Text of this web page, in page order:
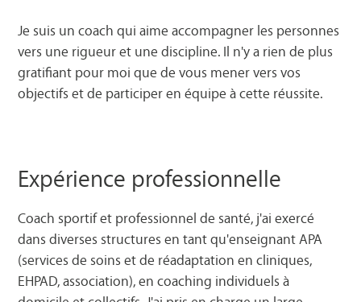
Je suis un coach qui aime accompagner les personnes
vers une rigueur et une discipline. Il n'y a rien de plus
gratifiant pour moi que de vous mener vers vos
objectifs et de participer en équipe à cette réussite.
Expérience professionnelle
Coach sportif et professionnel de santé, j'ai exercé
dans diverses structures en tant qu'enseignant APA
(services de soins et de réadaptation en cliniques,
EHPAD, association), en coaching individuels à